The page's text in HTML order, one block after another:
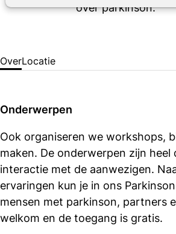
over parkinson.
OverLocatie
Onderwerpen
Ook organiseren we workshops,
maken. De onderwerpen zijn
interactie met de aanwezigen.
ervaringen kun je in ons
mensen met parkinson, partners
welkom en de toegang is gratis.